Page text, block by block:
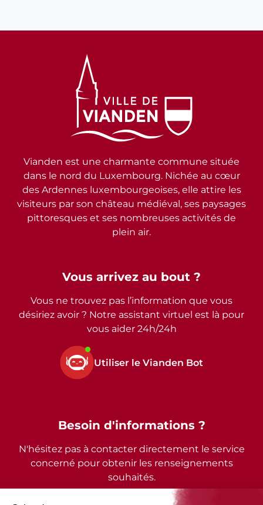
Vous arrivez au bout ?
Vous ne trouvez pas l’information que vous
désiriez avoir ? Notre assistant virtuel est là pour
vous aider 24h/24h
Utiliser le Vianden Bot
Vianden est une charmante commune située
dans le nord du Luxembourg. Nichée au cœur
des Ardennes luxembourgeoises, elle attire les
visiteurs par son château médiéval, ses paysages
pittoresques et ses nombreuses activités de
plein air.
Besoin d'informations ?
N'hésitez pas à contacter directement le service
concerné pour obtenir les renseignements
souhaités.